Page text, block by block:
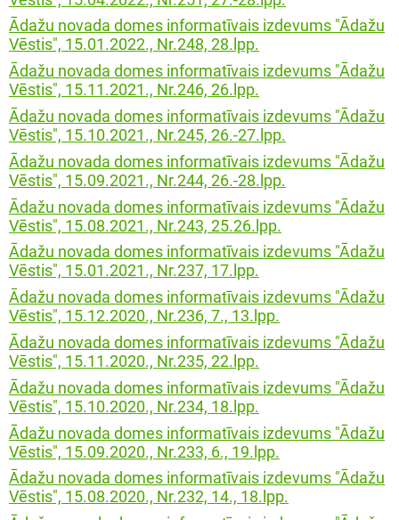
Ādažu novada domes informatīvais izdevums "Ādažu
Vēstis", 15.01.2022., Nr.248, 28.lpp.
Ādažu novada domes informatīvais izdevums "Ādažu
Vēstis", 15.11.2021., Nr.246, 26.lpp.
Ādažu novada domes informatīvais izdevums "Ādažu
Vēstis", 15.10.2021., Nr.245, 26.-27.lpp.
Ādažu novada domes informatīvais izdevums "Ādažu
Vēstis", 15.09.2021., Nr.244, 26.-28.lpp.
Ādažu novada domes informatīvais izdevums "Ādažu
Vēstis", 15.08.2021., Nr.243, 25.26.lpp.
Ādažu novada domes informatīvais izdevums "Ādažu
Vēstis", 15.01.2021., Nr.237, 17.lpp.
Ādažu novada domes informatīvais izdevums "Ādažu
Vēstis", 15.12.2020., Nr.236, 7., 13.lpp.
Ādažu novada domes informatīvais izdevums "Ādažu
Vēstis", 15.11.2020., Nr.235, 22.lpp.
Ādažu novada domes informatīvais izdevums "Ādažu
Vēstis", 15.10.2020., Nr.234, 18.lpp.
Ādažu novada domes informatīvais izdevums "Ādažu
Vēstis", 15.09.2020., Nr.233, 6., 19.lpp.
Ādažu novada domes informatīvais izdevums "Ādažu
Vēstis", 15.08.2020., Nr.232, 14., 18.lpp.
un rekvizīti
projekti
semināri
“LEADER pieejas īstenošana 2009-
(ELFLA)”
“LEADER pieejas īstenošana 2009-
(EZF)”
projekti
iesniegumu veidlapas
semināri
iesniegumu vērtēšanas rezultāti
apstiprinātie projekti